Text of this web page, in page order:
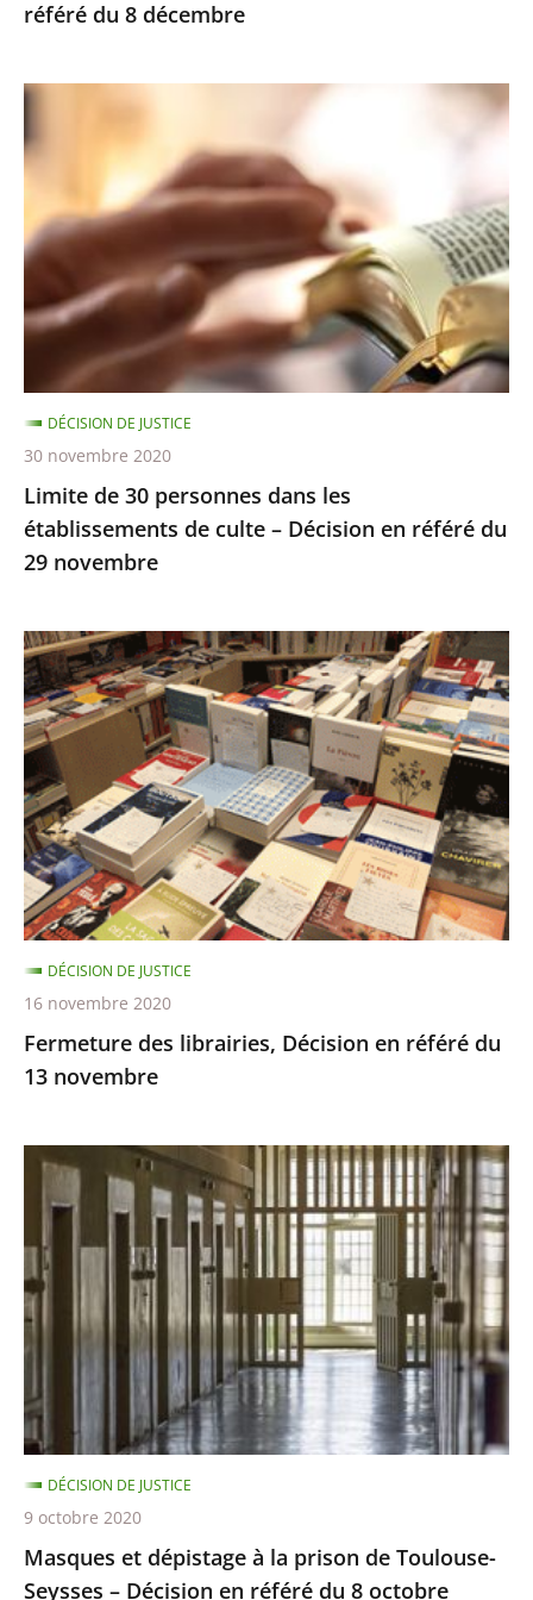
référé du 8 décembre
Limite
30
personnes
dans
les
établissements
de
culte
–
Décision
en
référé
du
29
Limite de 30 personnes dans les
établissements de culte – Décision en référé du
29 novembre
DÉCISION DE JUSTICE
30 novembre 2020
Fermeture
des
librairies,
Décision
en
référé
du
13
novembre
Fermeture des librairies, Décision en référé du
13 novembre
DÉCISION DE JUSTICE
16 novembre 2020
Masques
la
prison
de
Toulouse-
Seysses
–
Décision
en
référé
du
Masques et dépistage à la prison de Toulouse-
Seysses – Décision en référé du 8 octobre
DÉCISION DE JUSTICE
9 octobre 2020